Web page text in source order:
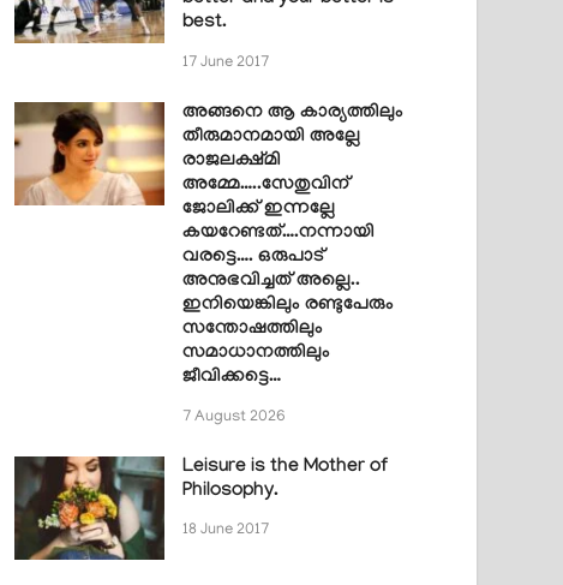
best.
17 June 2017
അങ്ങനെ ആ കാര്യത്തിലും
തീരുമാനമായി അല്ലേ
രാജലക്ഷ്മി
അമ്മേ…..സേതുവിന്
ജോലിക്ക് ഇന്നല്ലേ
കയറേണ്ടത്….നന്നായി
വരട്ടെ…. ഒരുപാട്
അനുഭവിച്ചത് അല്ലെ..
ഇനിയെങ്കിലും രണ്ടുപേരും
സന്തോഷത്തിലും
സമാധാനത്തിലും
ജീവിക്കട്ടെ…
7 August 2026
Leisure is the Mother of
Philosophy.
18 June 2017